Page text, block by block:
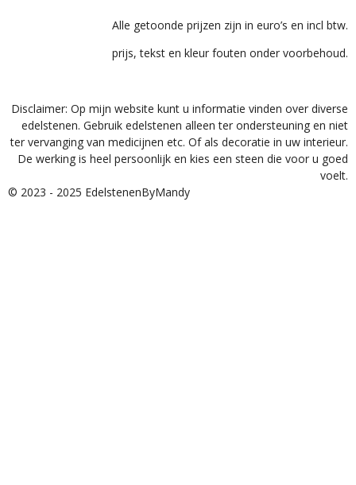
Alle getoonde prijzen zijn in euro’s en incl btw.
prijs, tekst en kleur fouten onder voorbehoud.
Disclaimer: Op mijn website kunt u informatie vinden over diverse
edelstenen. Gebruik edelstenen alleen ter ondersteuning en niet
ter vervanging van medicijnen etc. Of als decoratie in uw interieur.
De werking is heel persoonlijk en kies een steen die voor u goed
voelt.
© 2023 - 2025 EdelstenenByMandy